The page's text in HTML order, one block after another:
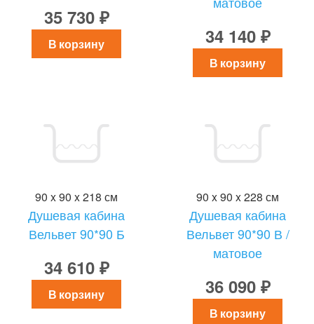
35 730 ₽
В корзину 34 140 ₽
В корзину
90 x 90 x 218 см
Душевая кабина
Вельвет 90*90 Б
34 610 ₽
В корзину
90 x 90 x 228 см
Душевая кабина
Вельвет 90*90 В /
матовое
36 090 ₽
В корзину